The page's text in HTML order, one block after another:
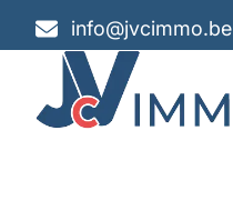
info@jvcimmo.be